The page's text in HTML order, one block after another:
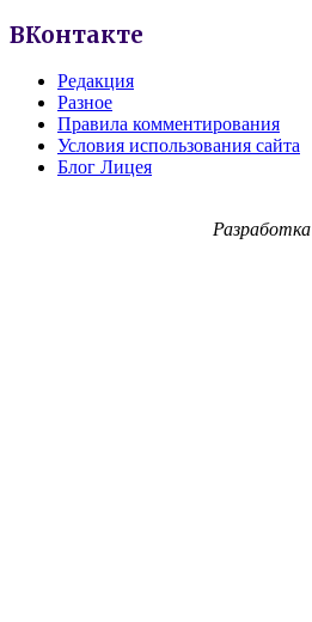
ВКонтакте
Редакция
Разное
Правила комментирования
Условия использования сайта
Блог Лицея
Разработка